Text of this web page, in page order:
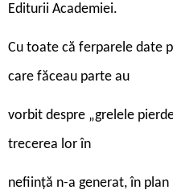
Editurii Academiei.
Cu toate că ferparele date
care făceau parte au
vorbit despre „grelele
trecerea lor în
neființă n-a generat, în plan